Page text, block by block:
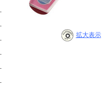
拡大表示